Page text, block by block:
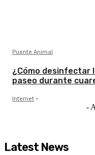
Puente Animal
¿Cómo desinfectar
paseo durante
Internet -
-
Latest News